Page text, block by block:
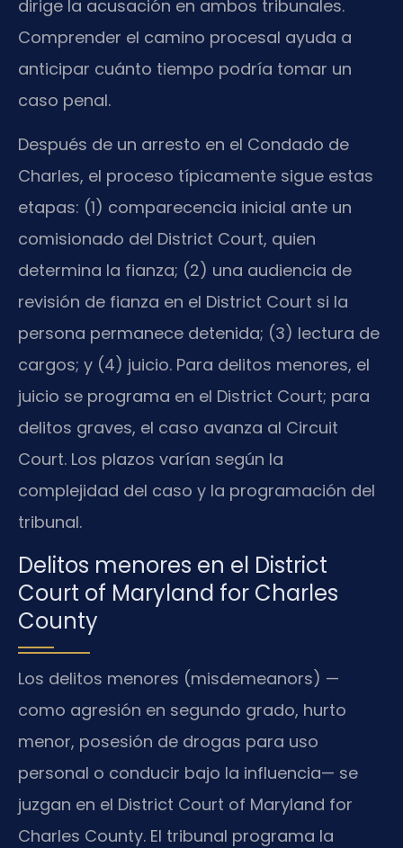
dirige la acusación en ambos tribunales.
Comprender el camino procesal ayuda a
anticipar cuánto tiempo podría tomar un
caso penal.
Después de un arresto en el Condado de
Charles, el proceso típicamente sigue estas
etapas: (1) comparecencia inicial ante un
comisionado del District Court, quien
determina la fianza; (2) una audiencia de
revisión de fianza en el District Court si la
persona permanece detenida; (3) lectura de
cargos; y (4) juicio. Para delitos menores, el
juicio se programa en el District Court; para
delitos graves, el caso avanza al Circuit
Court. Los plazos varían según la
complejidad del caso y la programación del
tribunal.
Delitos menores en el District
Court of Maryland for Charles
County
Los delitos menores (misdemeanors) —
como agresión en segundo grado, hurto
menor, posesión de drogas para uso
personal o conducir bajo la influencia— se
juzgan en el District Court of Maryland for
Charles County. El tribunal programa la